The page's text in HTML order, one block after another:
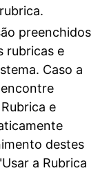
preenchidos
rubricas e
Caso a
e
destes
a Rubrica